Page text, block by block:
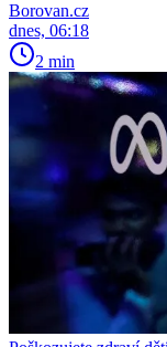
Borovan.cz
dnes, 06:18
2 min